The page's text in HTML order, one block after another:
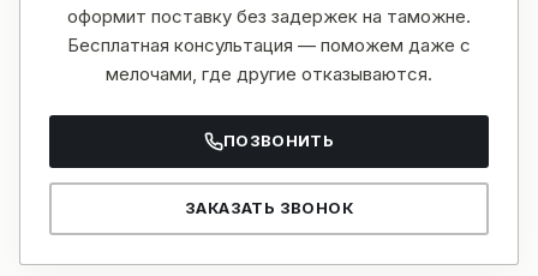
оформит поставку без задержек на таможне.
Бесплатная консультация — поможем даже с
мелочами, где другие отказываются.
ПОЗВОНИТЬ
ЗАКАЗАТЬ ЗВОНОК